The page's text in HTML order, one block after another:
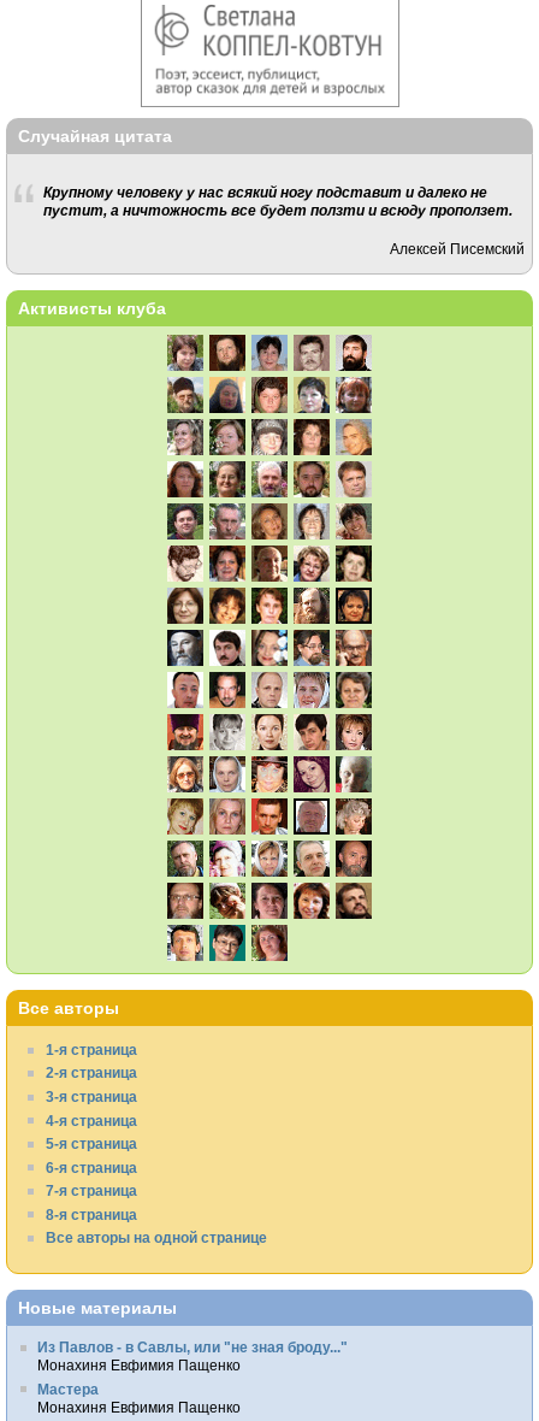
Случайная цитата
Крупному человеку у нас всякий ногу подставит и далеко не
пустит, а ничтожность все будет ползти и всюду проползет.
Алексей Писемский
Активисты клуба
Все авторы
1-я страница
2-я страница
3-я страница
4-я страница
5-я страница
6-я страница
7-я страница
8-я страница
Все авторы на одной странице
Новые материалы
Из Павлов - в Савлы, или "не зная броду..."
Монахиня Евфимия Пащенко
Мастера
Монахиня Евфимия Пащенко